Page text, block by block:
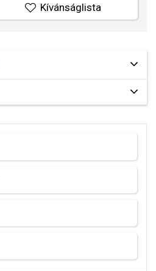
Kívánságlista